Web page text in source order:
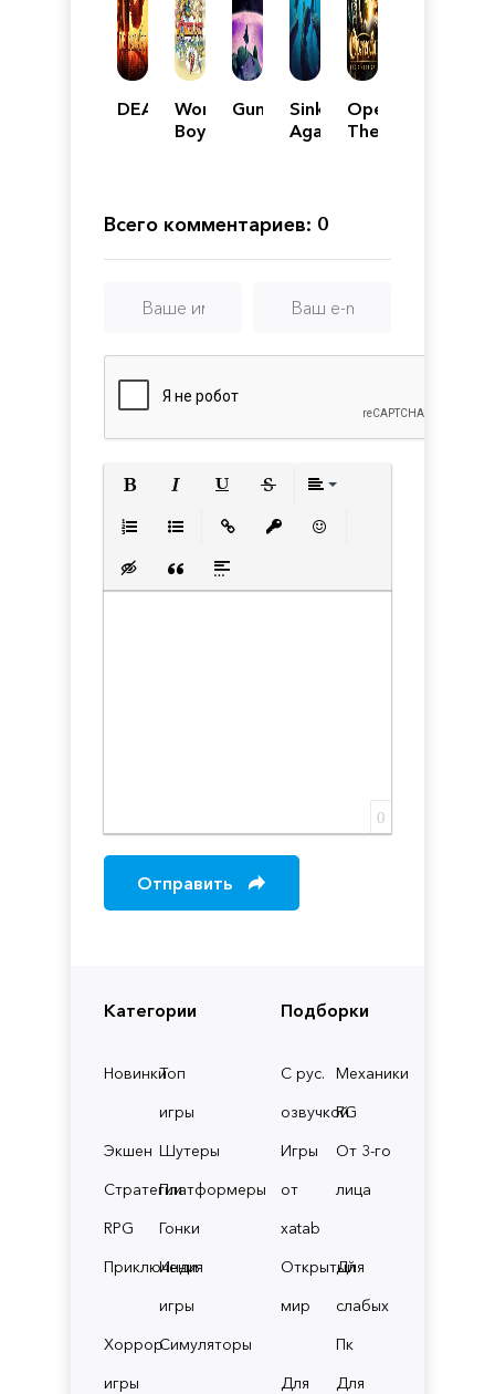
Категории
НовинкиТоп
игры
Экшен Шутеры
СтратегииПлатформеры
RPG
Гонки
Приключения
Инди
игры
Хоррор
игры
Симуляторы
Подборки
С рус.
озвучкой
Механики
RG
Игры
от
xatab
От 3-го
лица
Открытый
мир
Для
слабых
Пк
Для
Для
DEADCRAFT
Wonder
Boy:
World
Gunnhildr
Sink
Again
Operencia:
The
Всего комментариев: 0
Вставка скрытого текста
Вставка цитаты
Вставка спойлера
0
Отправить